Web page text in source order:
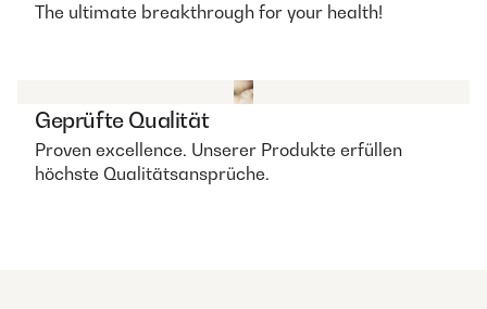
The ultimate breakthrough for your health!
Geprüfte Qualität
Proven excellence. Unserer Produkte erfüllen
höchste Qualitätsansprüche.